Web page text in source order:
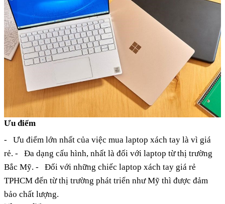
Ưu điểm
-
Ưu điểm lớn nhất của việc mua laptop xách tay là vì giá
rẻ. -
Đa dạng cấu hình, nhất là đối với laptop từ thị trường
Bắc Mỹ. -
Đối với những chiếc laptop xách tay giá rẻ
TPHCM đến từ thị trường phát triển như Mỹ thì được đảm
bảo chất lượng.